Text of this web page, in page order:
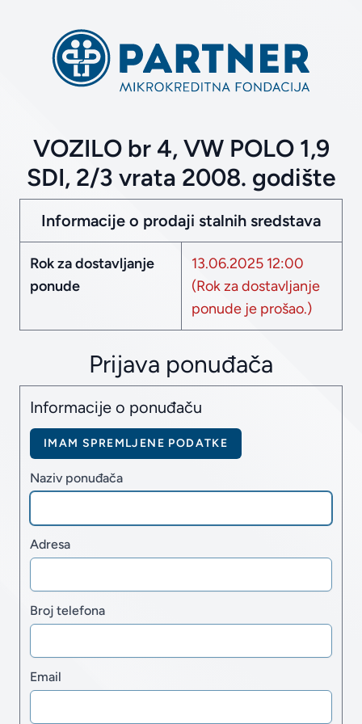
VOZILO br 4, VW POLO 1,9
SDI, 2/3 vrata 2008. godište
Informacije o prodaji stalnih sredstava
Rok za dostavljanje
ponude
13.06.2025 12:00
(Rok za dostavljanje
ponude je prošao.)
Prijava ponuđača
Informacije o ponuđaču
IMAM SPREMLJENE PODATKE
Naziv ponuđača
Adresa
Broj telefona
Email